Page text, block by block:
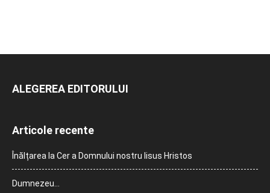
ALEGEREA EDITORULUI
Articole recente
Înălțarea la Cer a Domnului nostru Iisus Hristos
Dumnezeu…